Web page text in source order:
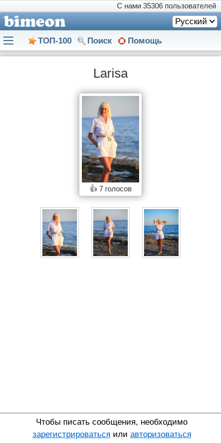
С нами 35306 пользователей
Русский
ТОП-100 Поиск Помощь
Larisa
👍 7 голосов
Чтобы писать сообщения, необходимо
зарегистрироваться или авторизоваться